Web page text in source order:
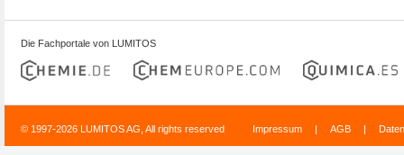
Die Fachportale von LUMITOS
© 1997-2026 LUMITOS AG, All rights reserved Impressum | AGB |